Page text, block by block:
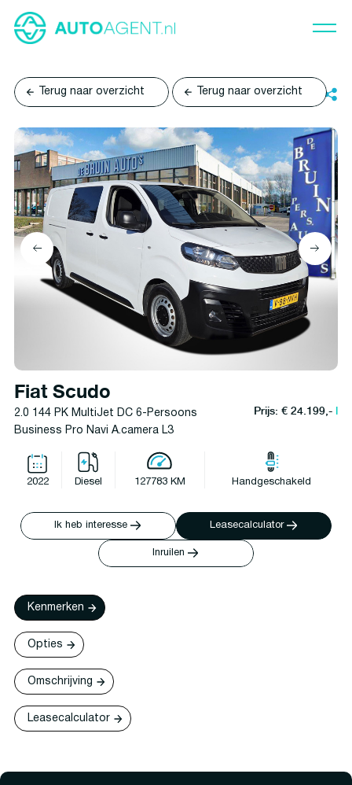
Terug naar overzicht Terug naar overzicht
Fiat Scudo
2.0 144 PK MultiJet DC 6-Persoons
Business Pro Navi A.camera L3
Prijs: € 24.199,-l
2022 Diesel 127783 KM Handgeschakeld
Ik heb interesse Leasecalculator
Inruilen
Kenmerken
Opties
Omschrijving
Leasecalculator